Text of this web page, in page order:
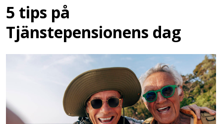
5 tips på
Tjänstepensionens dag